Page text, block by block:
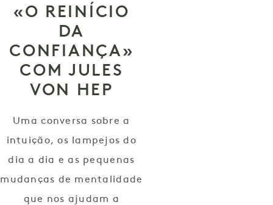
«O REINÍCIO
DA
CONFIANÇA»
COM JULES
VON HEP
Uma conversa sobre a
intuição, os lampejos do
dia a dia e as pequenas
mudanças de mentalidade
que nos ajudam a